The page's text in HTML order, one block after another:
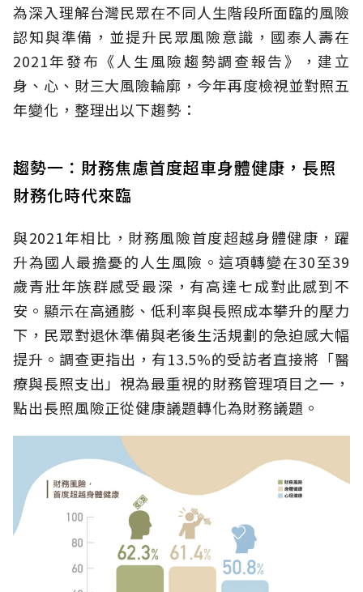
為深入理解台灣民眾在不同人生階段所面臨的風險
認知與準備，並提升民眾風險意識，國泰人壽在
2021年發布《人生風險趨勢調查報告》，建立
身、心、財三大風險輪廓，今年再度檢視並對照五
年變化，整理出以下趨勢：
趨勢一：財務焦慮首度超車身體健康，長照
財務化時代來臨
與2021年相比，財務風險首度超越身體健康，躍
升為國人最擔憂的人生風險。這項轉變在30至39
歲青壯年族群感受最深，有高達七成對此感到不
安。顯示在高通膨、低利率與長照成本攀升的壓力
下，民眾對退休準備與老後生活規劃的急迫感大幅
提升。調查更指出，有13.5%的受訪者直接將「醫
療與長照支出」視為最重視的財務管理項目之一，
點出長照風險正從健康議題轉化為財務議題。